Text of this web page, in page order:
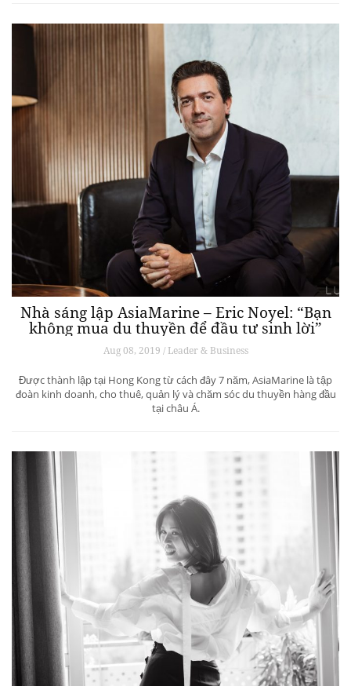
Nhà sáng lập AsiaMarine – Eric Noyel: “Bạn
không mua du thuyền để đầu tư sinh lời”
Aug 08, 2019 / Leader & Business
Được thành lập tại Hong Kong từ cách đây 7 năm, AsiaMarine là tập
đoàn kinh doanh, cho thuê, quản lý và chăm sóc du thuyền hàng đầu
tại châu Á.